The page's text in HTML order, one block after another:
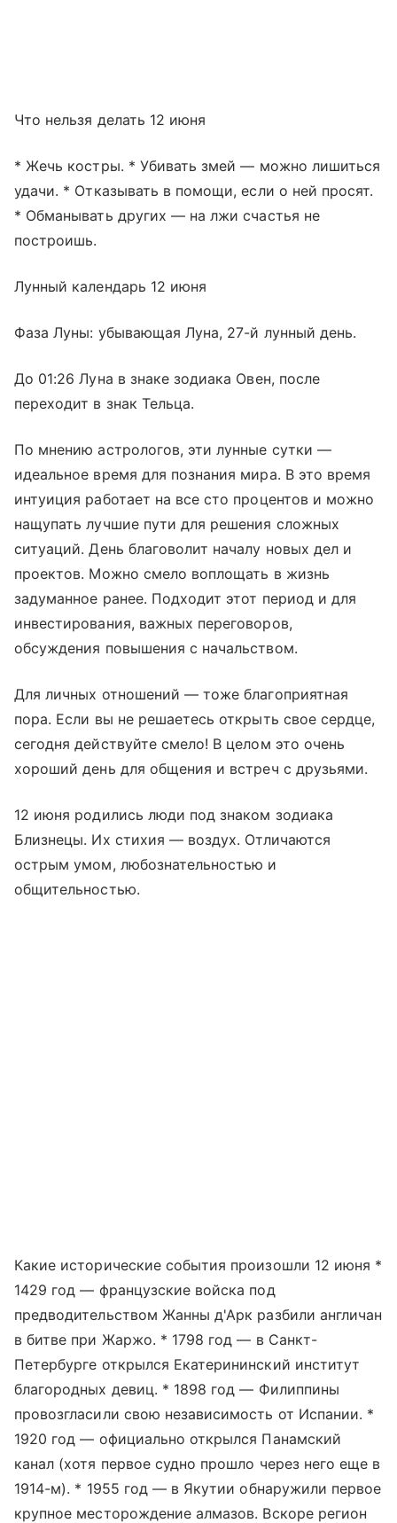
Что нельзя делать 12 июня
* Жечь костры. * Убивать змей — можно лишиться
удачи. * Отказывать в помощи, если о ней просят.
* Обманывать других — на лжи счастья не
построишь.
Лунный календарь 12 июня
Фаза Луны: убывающая Луна, 27-й лунный день.
До 01:26 Луна в знаке зодиака Овен, после
переходит в знак Тельца.
По мнению астрологов, эти лунные сутки —
идеальное время для познания мира. В это время
интуиция работает на все сто процентов и можно
нащупать лучшие пути для решения сложных
ситуаций. День благоволит началу новых дел и
проектов. Можно смело воплощать в жизнь
задуманное ранее. Подходит этот период и для
инвестирования, важных переговоров,
обсуждения повышения с начальством.
Для личных отношений — тоже благоприятная
пора. Если вы не решаетесь открыть свое сердце,
сегодня действуйте смело! В целом это очень
хороший день для общения и встреч с друзьями.
12 июня родились люди под знаком зодиака
Близнецы. Их стихия — воздух. Отличаются
острым умом, любознательностью и
общительностью.
Какие исторические события произошли 12 июня *
1429 год — французские войска под
предводительством Жанны д'Арк разбили англичан
в битве при Жаржо. * 1798 год — в Санкт-
Петербурге открылся Екатерининский институт
благородных девиц. * 1898 год — Филиппины
провозгласили свою независимость от Испании. *
1920 год — официально открылся Панамский
канал (хотя первое судно прошло через него еще в
1914-м). * 1955 год — в Якутии обнаружили первое
крупное месторождение алмазов. Вскоре регион